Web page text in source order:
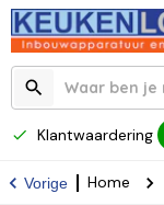
Klantwaardering
Vorige Home